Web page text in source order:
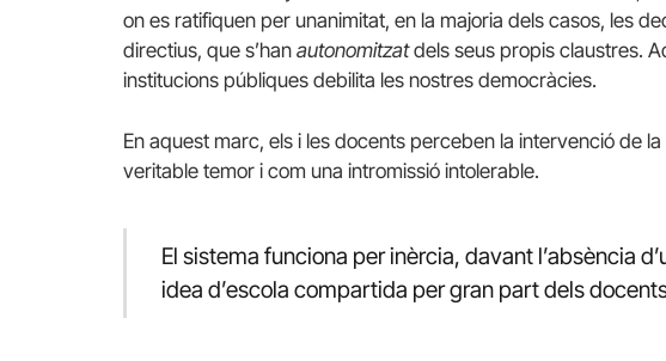
on es ratifiquen per unanimitat, en la majoria dels casos, les
directius, que s’han autonomitzatdels seus propis claustres.
institucions públiques debilita les nostres democràcies.
En aquest marc, els i les docents perceben la intervenció de
veritable temor i com una intromissió intolerable.
El sistema funciona per inèrcia, davant l’absència
idea d’escola compartida per gran part dels